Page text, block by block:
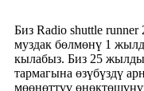
Биз Radio shuttle
муздак бөлмөнү 1
кылабыз. Биз 25
тармагына өзүбүздү
мөөнөттүү